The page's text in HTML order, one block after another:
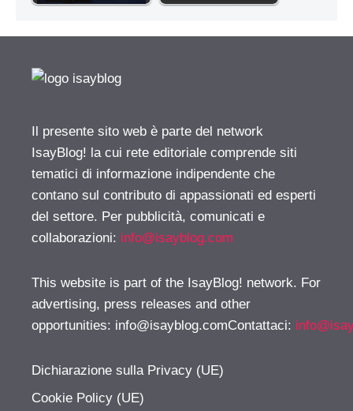
Il presente sito web è parte del network
IsayBlog! la cui rete editoriale comprende siti
tematici di informazione indipendente che
contano sul contributo di appassionati ed esperti
del settore. Per pubblicità, comunicati e
collaborazioni: info@isayblog.com
This website is part of the IsayBlog! network. For
advertising, press releases and other
opportunities: info@isayblog.comContattaci:
Dichiarazione sulla Privacy (UE)
Cookie Policy (UE)